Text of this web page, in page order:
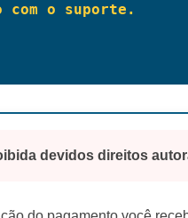
com o suporte.
devidos direitos